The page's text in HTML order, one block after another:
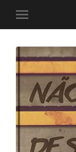
Toggle
mobile